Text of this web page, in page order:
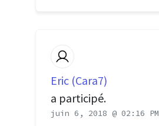
Eric (Cara7)
a participé.
juin 6, 2018 @ 02:16 PM